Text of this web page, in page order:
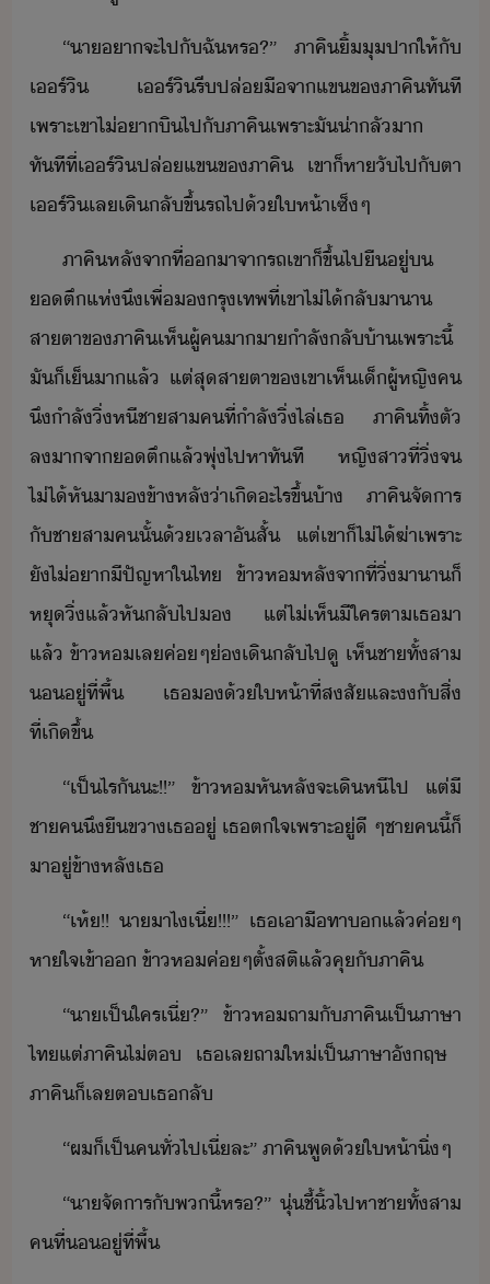
“​า​า​จะ​ไป​ั​ฉั​หร​?​”​ ​ภาคิ​ิ้​ุ​ปา​ให้​ั​
เร์ิ​ ​เร์ิ​รี​ปล่ื​จา​แข​ข​ภาคิ​ทัที​
เพราะ​เขา​ไ่​า​ิ​ไป​ั​ภาคิ​เพราะ​ั​่าลั​า​ ​
ทัทีที่​เร์ิ​ปล่​แข​ข​ภาคิ​ ​เขา​็​หาั​ไป​ั​ตา​
เร์ิ​เล​เิ​ลั​ขึ้รถ​ไป​้​ให้า​เซ็​ๆ
ภาคิ​หลัจาที่​า​จา​รถ​เขา​็​ขึ้ไป​ื​ู่​​
​ตึ​แห่​ึ​เพื่​​รุเทพ​ที่​เขา​ไ่ไ้​ลัา​า​ ​
สาตา​ข​ภาคิ​เห็​ผู้ค​าา​ำลั​ลั้า​เพราะ​ี้​
ั​็​เ็​า​แล้​ ​แต่​สุสาตา​ข​เขา​เห็​เ็ผู้หญิ​ค​
ึ​ำลั​ิ่หี​ชา​สา​คที​่​ำลั​ิ่ไล่​เธ​ ​ภาคิ​ทิ้ตั​
ลา​จา​​ตึ​แล้​พุ่​ไปหา​ทัที​ ​หญิสา​ที่​ิ่​จ​
ไ่ไ้​หัา​​ข้าหลั​่า​เิ​ะไร​ขึ้​้า​ ​ภาคิ​จัาร​
ั​ชา​สา​ค​ั้​้​เลา​ั​สั้​ ​แต่​เขา​็​ไ่ไ้​ฆ่า​เพราะ​
ั​ไ่​า​ีปัญหา​ใ​ไท​ ​ข้า​ห​หลัจาที่​ิ่​าา​​็​
หุ​ิ่​แล้​หัลั​ไป​​ ​แต่​ไ่เห็​ี​ใคร​ตา​เธ​า​
แล้​ ​ข้า​ห​เล​ค่ๆ​่​เิ​ลั​ไปู​ ​เห็​ชา​ทั้​สา​
​ู่​ที่​พื้​ ​เธ​​้​ให้า​ที่​สสั​และ​​ั​สิ่​
ที่เิ​ขึ้
“​เป็ไร​ั​ะ​!​!​”​ ​ข้า​ห​หัหลั​จะ​เิหี​ไป​ ​แต่​ี​
ชา​ค​ึ​ื​ขา​เธ​ู่​ ​เธ​ตใจ​เพราะ​ู่ี​ ​ๆ​ชา​ค​ี้​็​
า​ู่​ข้าหลั​เธ
“​เห​้​!​!​ ​า​า​ไ​เี่​!​!​!​”​ ​เธ​เา​ื​ทา​​แล้​ค่ๆ​
หาใจเข้า​​ ​ข้า​ห​ค่ๆ​ตั้สติ​แล้​คุ​ั​ภาคิ
“​า​เป็​ใคร​เี่​?​”​ ​ข้า​ห​ถา​ั​ภาคิ​เป็​ภาษา
ไท​แต่​ภาคิ​ไ่​ต​ ​เธ​เล​ถา​ให่​เป็​ภาษาัฤษ​ ​
ภาคิ​็​เล​ต​เธ​ลั
“​ผ​็​เป็​ค​ทั่ไป​เี่​ละ​”​ ​ภาคิ​พู​้​ให้า​ิ่​ๆ
“​า​จัาร​ั​พ​ี้​หร​?​”​ ​ุ่​ชี้ิ้​ไปหา​ชา​ทั้​สา​
คที​่​​ู่​ที่​พื้